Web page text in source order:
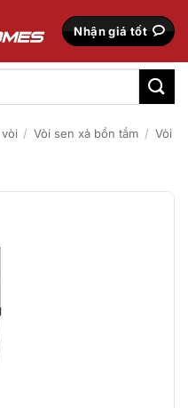
Nhận giá tốt
/ Vòi sen xả bồn tắm / Vòi